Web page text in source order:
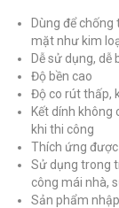
Dùng để
mặt như kim
Dễ sử dụng, dễ
Độ bền cao
Độ co rút thấp,
Kết dính không
khi thi công
Thích ứng
Sử dụng trong
công mái nhà,
Sản phẩm